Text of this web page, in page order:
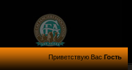
Приветствую ВасГость